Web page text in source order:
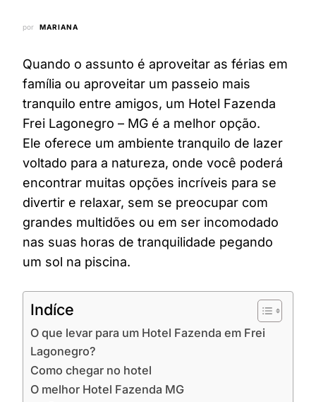
por MARIANA
Quando o assunto é aproveitar as férias em
família ou aproveitar um passeio mais
tranquilo entre amigos, um Hotel Fazenda
Frei Lagonegro – MG é a melhor opção.
Ele oferece um ambiente tranquilo de lazer
voltado para a natureza, onde você poderá
encontrar muitas opções incríveis para se
divertir e relaxar, sem se preocupar com
grandes multidões ou em ser incomodado
nas suas horas de tranquilidade pegando
um sol na piscina.
Indíce
O que levar para um Hotel Fazenda em Frei
Lagonegro?
Como chegar no hotel
O melhor Hotel Fazenda MG